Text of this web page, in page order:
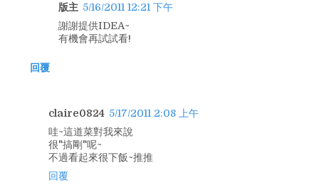
版主 5/16/2011 12:21 下午
謝謝提供IDEA~
有機會再試試看!
回覆
claire0824 5/17/2011 2:08 上午
哇~這道菜對我來說
很"搞剛"呢~
不過看起來很下飯~推推
回覆